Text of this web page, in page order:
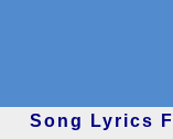
Song Lyrics